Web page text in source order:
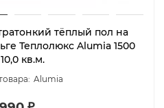
тёплый пол на
Теплолюкс Alumia 1500
кв.м.
Alumia